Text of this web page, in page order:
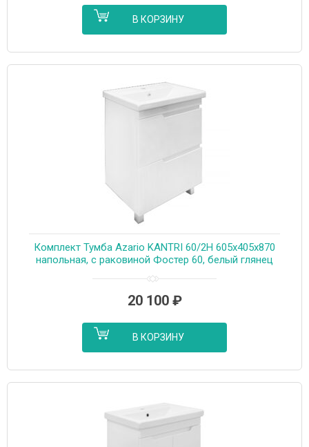
В КОРЗИНУ
Комплект Тумба Azario KANTRI 60/2Н 605х405х870
напольная, с раковиной Фостер 60, белый глянец
20 100 ₽
В КОРЗИНУ